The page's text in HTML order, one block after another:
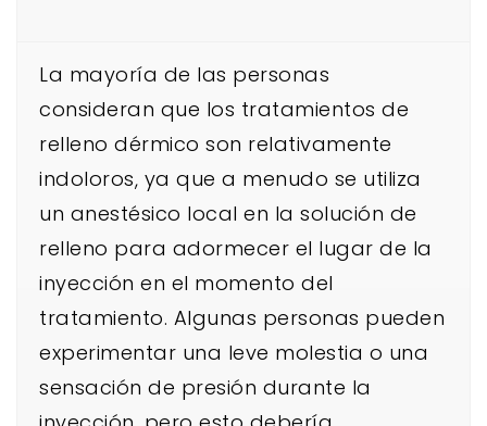
La mayoría de las personas
consideran que los tratamientos de
relleno dérmico son relativamente
indoloros, ya que a menudo se utiliza
un anestésico local en la solución de
relleno para adormecer el lugar de la
inyección en el momento del
tratamiento. Algunas personas pueden
experimentar una leve molestia o una
sensación de presión durante la